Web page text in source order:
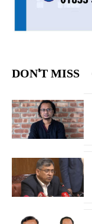
DON'T MISS